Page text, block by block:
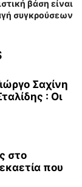
βάση είναι
συγκρούσεων
Σαχίνη
: Οι
στο
που